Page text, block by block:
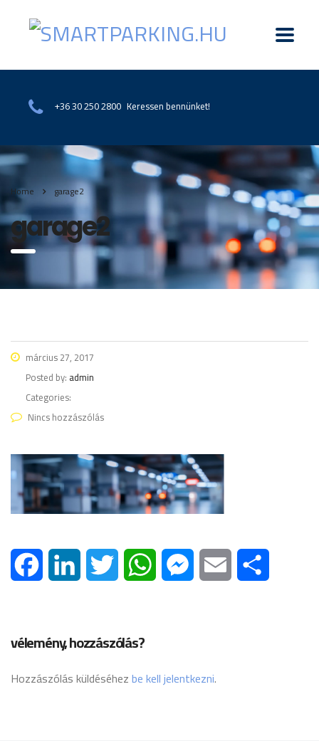
+36 30 250 2800 Keressen bennünket!
Home garage2
garage2
március 27, 2017
Posted by: admin
Categories:
Nincs hozzászólás
FacebookLinkedIn Twitter WhatsAppMessengerEmail
vélemény, hozzászólás?
Hozzászólás küldéséhezbe kell jelentkezni.